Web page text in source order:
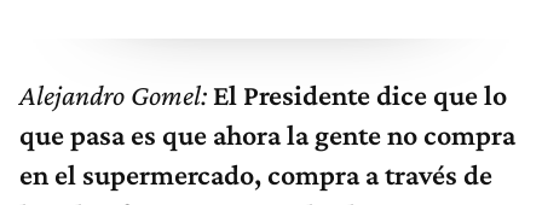
Alejandro Gomel: El Presidente dice que lo
que pasa es que ahora la gente no compra
en el supermercado, compra a través de